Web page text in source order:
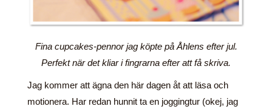
Fina cupcakes-pennor jag köpte på Åhlens efter jul.
Perfekt när det kliar i fingrarna efter att få skriva.
Jag kommer att ägna den här dagen åt att läsa och
motionera. Har redan hunnit ta en joggingtur (okej, jag